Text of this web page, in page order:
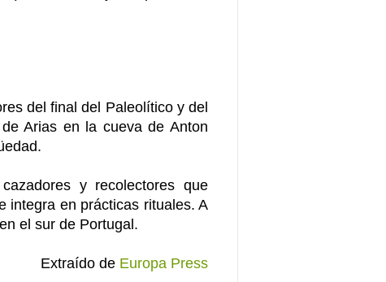
del final del Paleolítico y del
Arias en la cueva de Anton
y recolectores que
integra en prácticas rituales. A
el sur de Portugal.
Extraído de Europa Press